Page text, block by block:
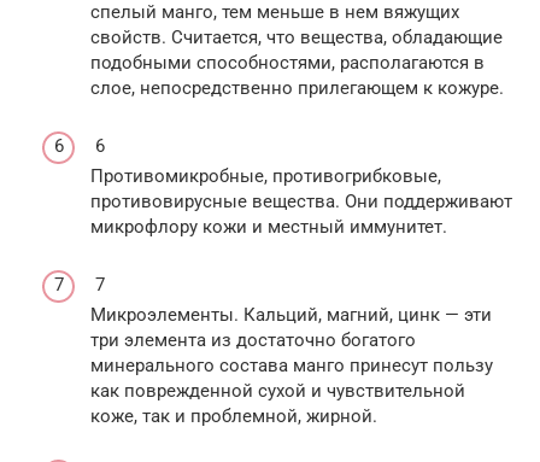
спелый манго, тем меньше в нем вяжущих
свойств. Считается, что вещества, обладающие
подобными способностями, располагаются в
слое, непосредственно прилегающем к кожуре.
6
Противомикробные, противогрибковые,
противовирусные вещества. Они поддерживают
микрофлору кожи и местный иммунитет.
7
Микроэлементы. Кальций, магний, цинк — эти
три элемента из достаточно богатого
минерального состава манго принесут пользу
как поврежденной сухой и чувствительной
коже, так и проблемной, жирной.